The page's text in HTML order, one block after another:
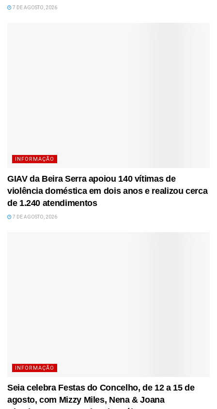
7 DE AGOSTO, 2026
INFORMAÇÃO
GIAV da Beira Serra apoiou 140 vítimas de
violência doméstica em dois anos e realizou cerca
de 1.240 atendimentos
7 DE AGOSTO, 2026
INFORMAÇÃO
Seia celebra Festas do Concelho, de 12 a 15 de
agosto, com Mizzy Miles, Nena & Joana